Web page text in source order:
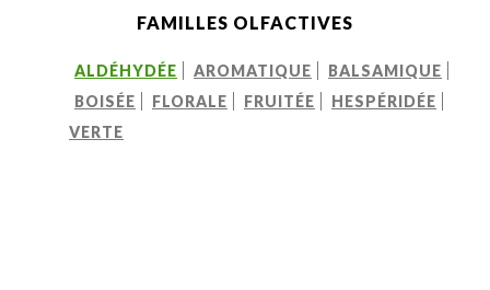
FAMILLES OLFACTIVES
ALDÉHYDÉE AROMATIQUE
BALSAMIQUE
BOISÉE
FLORALE FRUITÉE
HESPÉRIDÉE
VERTE